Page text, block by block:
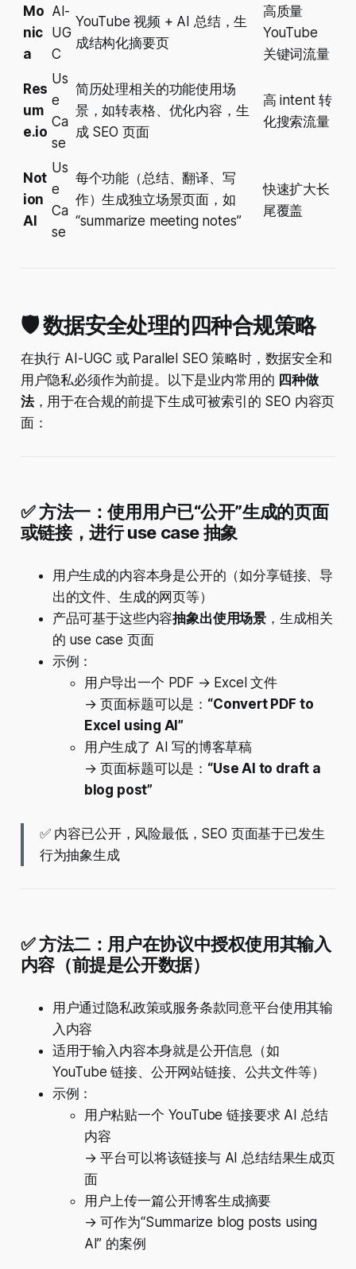
Mo
nic
a
AI-
UG
C
YouTube 视频 + AI 总结，生
成结构化摘要页
高质量
YouTube
关键词流量
Res
um
e.io
Us
e
Ca
se
简历处理相关的功能使用场
景，如转表格、优化内容，生
成 SEO 页面
高 intent 转
化搜索流量
Not
ion
AI
Us
e
Ca
se
每个功能（总结、翻译、写
作）生成独立场景页面，如
“summarize meeting notes”
快速扩大长
尾覆盖
🛡️ 数据安全处理的四种合规策略
在执行 AI-UGC 或 Parallel SEO 策略时，数据安全和
用户隐私必须作为前提。以下是业内常用的 四种做
法，用于在合规的前提下生成可被索引的 SEO 内容页
面：
✅ 方法一：使用用户已“公开”生成的页面
或链接，进行 use case 抽象
用户生成的内容本身是公开的（如分享链接、导
出的文件、生成的网页等）
产品可基于这些内容抽象出使用场景 ，生成相关
的 use case 页面
示例：
用户导出一个 PDF → Excel 文件
→ 页面标题可以是： “Convert PDF to
Excel using AI”
用户生成了 AI 写的博客草稿
→ 页面标题可以是： “Use AI to draft a
blog post”
✅ 内容已公开，风险最低，SEO 页面基于已发生
行为抽象生成
✅ 方法二：用户在协议中授权使用其输入
内容（前提是公开数据）
用户通过隐私政策或服务条款同意平台使用其输
入内容
适用于输入内容本身就是公开信息（如
YouTube 链接、公开网站链接、公共文件等）
示例：
用户粘贴一个 YouTube 链接要求 AI 总结
内容
→ 平台可以将该链接与 AI 总结结果生成页
面
用户上传一篇公开博客生成摘要
→ 可作为“Summarize blog posts using
AI” 的案例